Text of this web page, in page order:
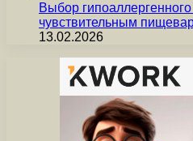
Выбор
чувствительным
13.02.2026